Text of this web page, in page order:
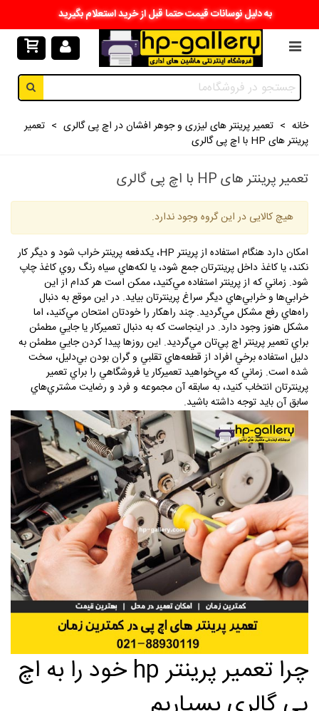
به دلیل نوسانات قیمت حتما قبل از خرید استعلام بگیرید
خانه > تعمیر پرینتر های لیزری و جوهر افشان در اچ پی گالری > تعمیر
پرینتر های HP با اچ پی گالری
تعمیر پرینتر های HP با اچ پی گالری
هیچ کالایی در این گروه وجود ندارد.
امكان دارد هنگام استفاده از پرينترHP، يكدفعه پرينتر خراب شود و ديگر كار
نكند، يا كاغذ داخل پرينترتان جمع شود، يا لكه‌هاي سياه رنگ روي كاغذ چاپ
شود. زماني كه از پرينتر استفاده مي‌كنيد، ممكن است هر كدام از اين
خرابي‌ها و خرابي‌هاي ديگر سراغ پرينترتان بيايد. در اين موقع به دنبال
راه‌هاي رفع مشكل مي‌گرديد. چند راهكار را خودتان امتحان مي‌كنيد، اما
مشكل هنوز وجود دارد. در اينجاست كه به دنبال تعميركار يا جايي مطمئن
براي تعمير پرينتر اچ پي‌تان مي‌گرديد. اين روزها پيدا كردن جايي مطمئن به
دليل استفاده برخي افراد از قطعه‌هاي تقلبي و گران بودن بي‌دليل، سخت
شده است. زماني كه مي‌خواهيد تعميركار يا فروشگاهي را براي تعمير
پرينترتان انتخاب كنيد، به سابقه آن مجموعه و فرد و رضايت مشتري‌هاي
سابق آن بايد توجه داشته باشيد.
چرا تعمیر پرینتر hp خود را به اچ